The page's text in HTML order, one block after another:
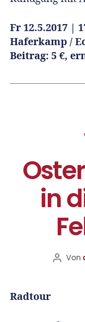
Fr 12.5.2017 |
Haferkamp /
Beitrag: 5 €,
in
Von
Radtour